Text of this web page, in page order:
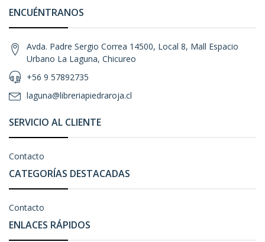
ENCUÉNTRANOS
Avda. Padre Sergio Correa 14500, Local 8, Mall Espacio
Urbano La Laguna, Chicureo
+56 9 57892735
laguna@libreriapiedraroja.cl
SERVICIO AL CLIENTE
Contacto
CATEGORÍAS DESTACADAS
Contacto
ENLACES RÁPIDOS